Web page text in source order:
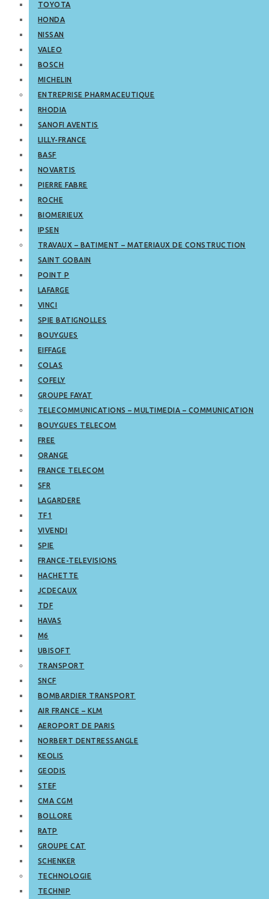
TOYOTA
HONDA
NISSAN
VALEO
BOSCH
MICHELIN
ENTREPRISE PHARMACEUTIQUE
RHODIA
SANOFI AVENTIS
LILLY-FRANCE
BASF
NOVARTIS
PIERRE FABRE
ROCHE
BIOMERIEUX
IPSEN
TRAVAUX – BATIMENT – MATERIAUX DE CONSTRUCTION
SAINT GOBAIN
POINT P
LAFARGE
VINCI
SPIE BATIGNOLLES
BOUYGUES
EIFFAGE
COLAS
COFELY
GROUPE FAYAT
TELECOMMUNICATIONS – MULTIMEDIA – COMMUNICATION
BOUYGUES TELECOM
FREE
ORANGE
FRANCE TELECOM
SFR
LAGARDERE
TF1
VIVENDI
SPIE
FRANCE-TELEVISIONS
HACHETTE
JCDECAUX
TDF
HAVAS
M6
UBISOFT
TRANSPORT
SNCF
BOMBARDIER TRANSPORT
AIR FRANCE – KLM
AEROPORT DE PARIS
NORBERT DENTRESSANGLE
KEOLIS
GEODIS
STEF
CMA CGM
BOLLORE
RATP
GROUPE CAT
SCHENKER
TECHNOLOGIE
TECHNIP